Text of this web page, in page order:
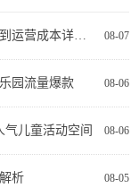
08-07
开一家淘气堡乐园需要多少钱？从设备采购到运营成本详细分析
08-06
园流量爆款
08-06
儿童活动空间
08-05
析